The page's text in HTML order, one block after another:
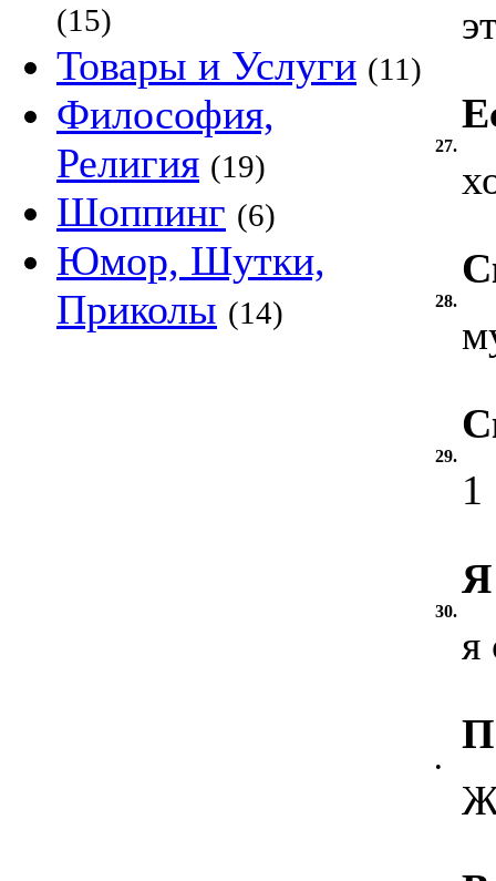
(15)
Товары и Услуги (11)
Философия,
Религия (19)
Шоппинг (6)
Юмор, Шутки,
Приколы (14)
27.
28.
29.
1
30.
Я
я
•